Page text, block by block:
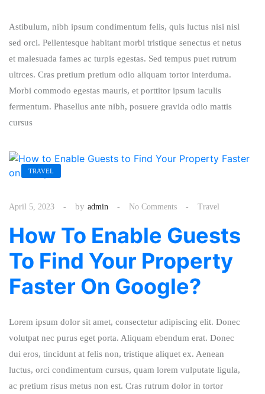
Astibulum, nibh ipsum condimentum felis, quis luctus nisi nisl
sed orci. Pellentesque habitant morbi tristique senectus et netus
et malesuada fames ac turpis egestas. Sed tempus puet rutrum
ultrces. Cras pretium pretium odio aliquam tortor interduma.
Morbi commodo egestas mauris, et porttitor ipsum iaculis
fermentum. Phasellus ante nibh, posuere gravida odio mattis
cursus
TRAVEL
April 5, 2023 by admin No Comments Travel
How To Enable Guests
To Find Your Property
Faster On Google?
Lorem ipsum dolor sit amet, consectetur adipiscing elit. Donec
volutpat nec purus eget porta. Aliquam ebendum erat. Donec
dui eros, tincidunt at felis non, tristique aliquet ex. Aenean
luctus, orci condimentum cursus, quam lorem vulputate ligula,
ac pretium risus metus non est. Cras rutrum dolor in tortor